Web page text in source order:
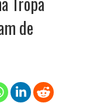
de